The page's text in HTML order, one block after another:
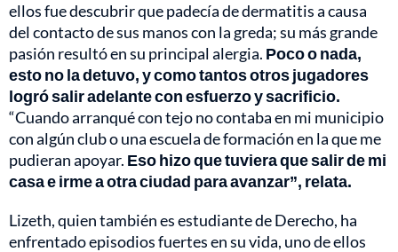
ellos fue descubrir que padecía de dermatitis a causa
del contacto de sus manos con la greda; su más grande
pasión resultó en su principal alergia. Poco o nada,
esto no la detuvo, y como tantos otros jugadores
logró salir adelante con esfuerzo y sacrificio.
“Cuando arranqué con tejo no contaba en mi municipio
con algún club o una escuela de formación en la que me
pudieran apoyar. Eso hizo que tuviera que salir de mi
casa e irme a otra ciudad para avanzar”, relata.
Lizeth, quien también es estudiante de Derecho, ha
enfrentado episodios fuertes en su vida, uno de ellos